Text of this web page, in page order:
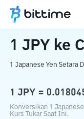
Beranda Konverter
1 JPY ke
1 Japanese Yen Setara
1 JPY =
Konversikan 1
Kurs Tukar Saat Ini.